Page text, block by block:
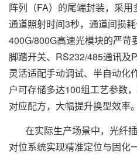
阵列（FA）的尾端封装，采
通道照射时间3秒，通道间损
400G/800G高速光模块的严苛
脚踏开关、RS232/485通讯及
灵活适配手动调试、半自动化
户可存储多达100组工艺参数
对应配方，大幅提升换型效率。
在实际生产场景中，光纤
对位系统实现精准定位与固化